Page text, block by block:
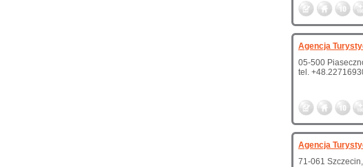
Agencja
05-500
tel.
Agencja
71-061